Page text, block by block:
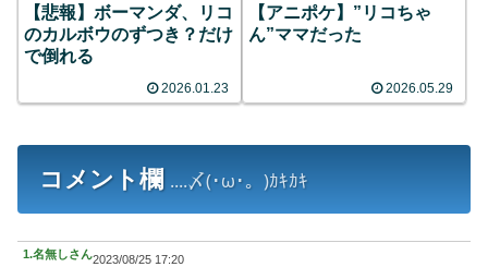
【悲報】ボーマンダ、リコ
のカルボウのずつき？だけ
で倒れる
2026.01.23
【アニポケ】”リコちゃ
ん”ママだった
2026.05.29
コメント欄 ....〆(･ω･。)ｶｷｶｷ
1.名無しさん2023/08/25 17:20